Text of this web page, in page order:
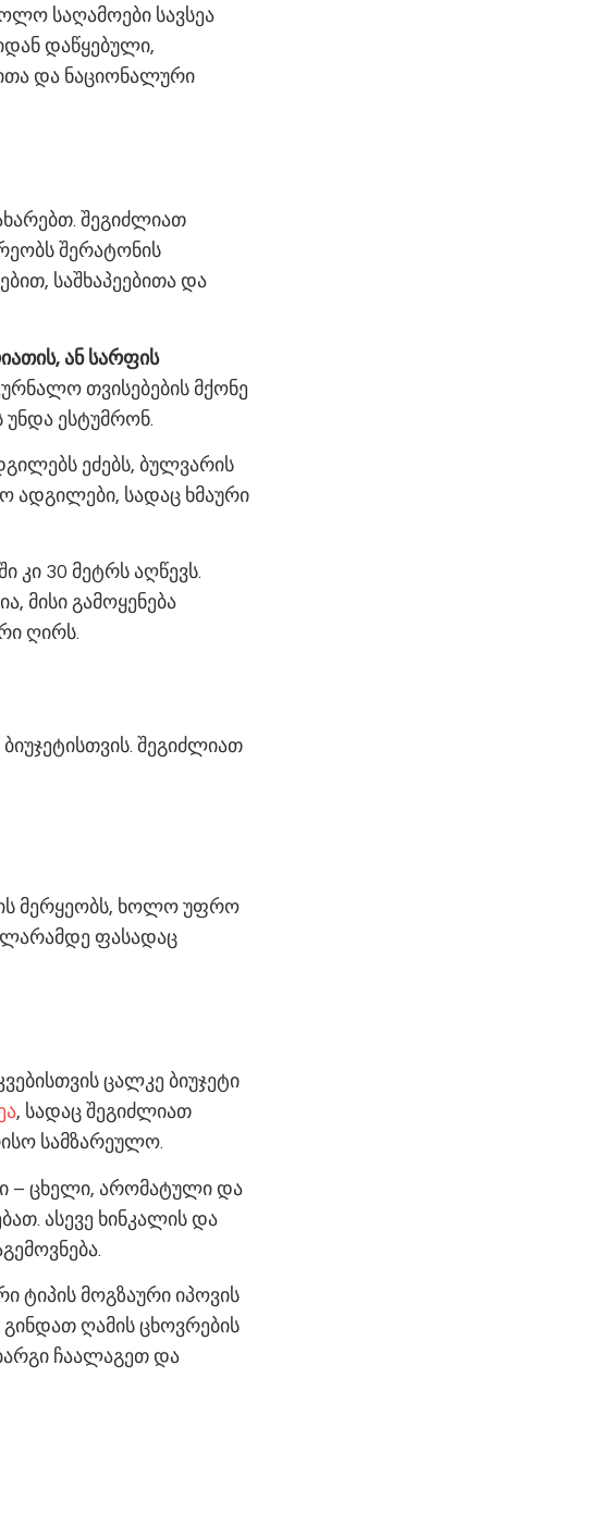
საღამოები სავსეა
დაწყებული,
და ნაციონალური
შეგიძლიათ
შერატონის
საშხაპეებითა და
ან სარფის
თვისებების მქონე
ესტუმრონ.
ეძებს, ბულვარის
ადგილები, სადაც ხმაური
კი 30 მეტრს აღწევს.
მისი გამოყენება
ღირს.
შეგიძლიათ
მერყეობს, ხოლო უფრო
ფასადაც
ცალკე ბიუჯეტი
, სადაც შეგიძლიათ
სამზარეულო.
– ცხელი, არომატული და
ასევე ხინკალის და
ტიპის მოგზაური იპოვის
ღამის ცხოვრების
ჩაალაგეთ და